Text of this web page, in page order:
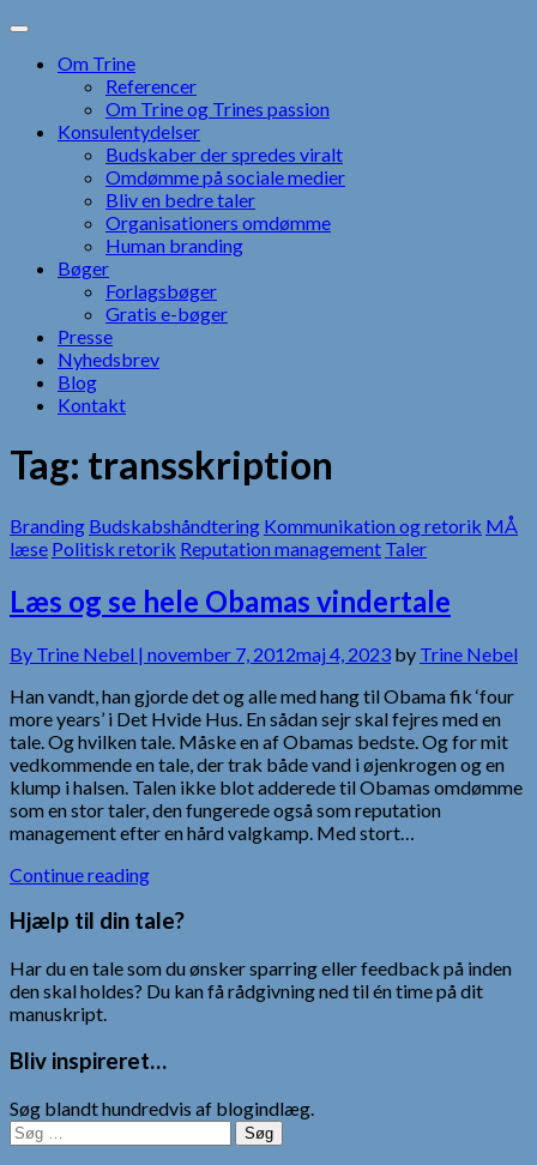
Skip
contentOm Trine
Referencer
Om Trine og Trines passion
Konsulentydelser
Budskaber der spredes viralt
Omdømme på sociale medier
Bliv en bedre taler
Organisationers omdømme
Human branding
Bøger
Forlagsbøger
Gratis e-bøger
Presse
Nyhedsbrev
Blog
Kontakt
Tag: transskription
Branding Budskabshåndtering Kommunikation og retorik MÅ
læse Politisk retorik Reputation management Taler
Læs og se hele Obamas vindertale
By Trine Nebel | november 7, 2012maj 4, 2023 by Trine Nebel
Han vandt, han gjorde det og alle med hang til Obama fik ‘four
more years’ i Det Hvide Hus. En sådan sejr skal fejres med en
tale. Og hvilken tale. Måske en af Obamas bedste. Og for mit
vedkommende en tale, der trak både vand i øjenkrogen og en
klump i halsen. Talen ikke blot adderede til Obamas omdømme
som en stor taler, den fungerede også som reputation
management efter en hård valgkamp. Med stort…
Continue reading
Hjælp til din tale?
Har du en tale som du ønsker sparring eller feedback på inden
den skal holdes? Du kan få rådgivning ned til én time på dit
manuskript.
Bliv inspireret…
Søg blandt hundredvis af blogindlæg.
Søg
efter: